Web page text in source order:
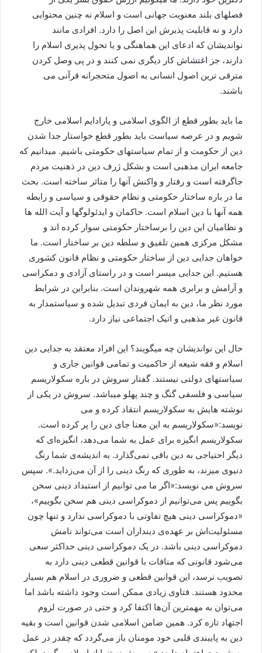
فصلهای بلند معنویت جهانی است و اسلام نه چنین محتوایی
دارد و نه قابلیت پذیرش این اصل را دارد. افرادی مانند
نواندیشان که ادعای این هماهنگی و یا تحول پذیری اسلام را
دارند، جز اغتشاش کار دیگری نمی کنند و در پی وصل کردن
مترقی ترین اصول انسانی به اصول متحجرانه قرآنی می
باشند.
ما باید بطور قطع از الگوی اسلامی و پارادایم اسلامی خارج
شویم و در عرصه سیاست باید بطور قطع خواستار جدا شدن
دین از حکومت و از تمام سیاستهای حکومتی باشیم. میدانیم که
جامعه ایران مذهبی است و بشکل ژرف دین در ذهنیت مردم
جاگرفته است و رفتار و واکنش آنها را متاثر ساخته است. بحث
ما در باره ساختار حکومتی و نظام حقوقی و سیاسی و رابطه
همه آنها با دین اسلام است. حاکمان و ایدئولوگها و آیت الله ها
و نظامیان این دین را برساختار حکومتی سوار کرده اند و
مشکل مرکزی همین تلفیق و سلطه دین بر ساختار است. ما
خواهان جدایی دین از ساختار حکومتی و نظام قانون کشوری
هستیم. این جدایی میسر است و در راستای آزادی و دمکراسی
و آرامش و برابری همه شهروندان است. بنابراین در شرایط
مورد نظر ما، دین به ایمان فردی تبدیل شده و سیاستمدار به
قانون غیر مذهبی و اتیک اجتماعی نیاز دارد.
حال این نواندیشان چه میگویند؟ این افراد معتقد به جدایی دین
اسلام و فقه شیعه از حاکمیت و تمامی قوانین جاری و
سیاستهای دولتی نیستند. گفتار سروش در باره سکولاریسم
سیاسی و فلسفی گنگ و چند پهلو میباشد. سروش در یکی از
نوشته هایش به سکولاریسم انتقاد کرده و می
نویسد:«سکولاریسم به این معنا جای دین را پر کرده است.
سکولاریسم انگیزه برای عمل به شما می‌دهد، انگیزه‌ای که
دیگر احتیاجی به دین باقی نمی‌گذارد. به اندیشه‌ی شما رنگ
دنیوی میزند، به طوری که رنگ دینی را از آن می‌زداید.». سپس
سروش می نویسد:«اگر ما می توانیم از استبداد دینی سخن
بگوییم پس می‌توانیم از دموکراسی دینی هم سخن بگوییم»،
«دموکراسی دینی هیچ تفاوتی با دموکراسی ندارد و تنها چون
مسئولیت‌اش بر عهده‌ی دینداران است می‌تواند نامش
دموکراسی دینی باشد. در یک دموکراسی دینی حداکثر سعی
می‌شود قانونی که منافات با قوانین قطعی دینی دارد به
تصویب نرسد، این قوانین قطعی و ضروری در اسلام هم بسیار
محدود هستند. فتاوی زیادی ممکن است وجود داشته باشد اما
می‌توان به مهمترین آن‌ها اکتفا کرد و حتی در صورت لزوم
اجتهاد تازه کرد. همین ضامن اسلامی شدن قوانین است و بقیه
دین به پایبندی قلبی خود مومنان باز می‌گردد که چقدر در عمل